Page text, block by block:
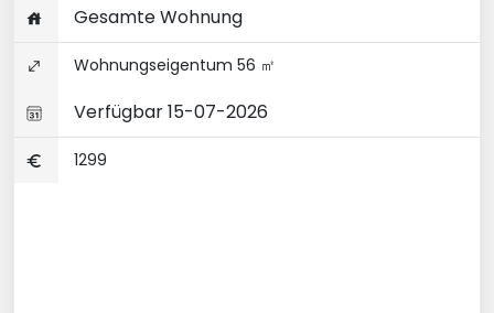
Gesamte Wohnung
Wohnungseigentum 56 ㎡
Verfügbar 15-07-2026
1299